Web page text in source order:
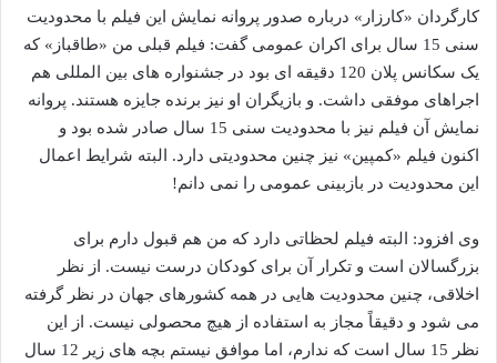
کارگردان «کارزار» درباره صدور پروانه نمایش این فیلم با محدودیت
سنی 15 سال برای اکران عمومی گفت: فیلم قبلی من «طاقباز» که
یک سکانس پلان 120 دقیقه ای بود در جشنواره های بین المللی هم
اجراهای موفقی داشت. و بازیگران او نیز برنده جایزه هستند. پروانه
نمایش آن فیلم نیز با محدودیت سنی 15 سال صادر شده بود و
اکنون فیلم «کمپین» نیز چنین محدودیتی دارد. البته شرایط اعمال
این محدودیت در بازبینی عمومی را نمی دانم!
وی افزود: البته فیلم لحظاتی دارد که من هم قبول دارم برای
بزرگسالان است و تکرار آن برای کودکان درست نیست. از نظر
اخلاقی، چنین محدودیت هایی در همه کشورهای جهان در نظر گرفته
می شود و دقیقاً مجاز به استفاده از هیچ محصولی نیست. از این
نظر 15 سال است که ندارم، اما موافق نیستم بچه های زیر 12 سال